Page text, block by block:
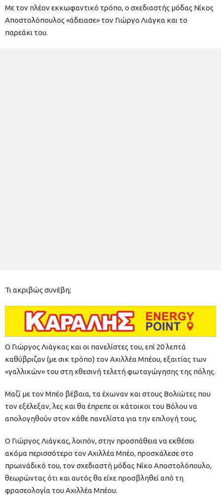
Με τον πλέον εκκωφαντικό τρόπο, ο σχεδιαστής μόδας Νίκος
Αποστολόπουλος «άδειασε» τον Γιώργο Λιάγκα και το
παρεάκι του.
Τι ακριβώς συνέβη;
Ο Γιώργος Λιάγκας και οι πανελίστες του, επί 20 λεπτά
καθύβριζαν (με σικ τρόπο) τον Αχιλλέα Μπέου, εξαιτίας των
«γαλλικών» του στη χθεσινή τελετή φωταγώγησης της πόλης.
Μαζί με τον Μπέο βέβαια, τα έχωναν και στους Βολιώτες που
τον εξέλεξαν, λες και θα έπρεπε οι κάτοικοι του Βόλου να
απολογηθούν στον κάθε πανελίστα για την επιλογή τους.
Ο Γιώργος Λιάγκας, λοιπόν, στην προσπάθεια να εκθέσει
ακόμα περισσότερο τον Αχιλλέα Μπέο, προσκάλεσε στο
πρωινάδικό του, τον σχεδιαστή μόδας Νίκο Αποστολόπουλο,
θεωρώντας ότι και αυτός θα είχε προσβληθεί από τη
φρασεολογία του Αχιλλέα Μπέου.